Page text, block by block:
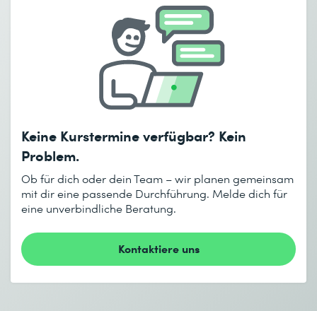
Ich habe dieDatenschutzbestimmungen zur Kenntnis
genommen.
Absenden
* Pflichtfelder
Telefon *
Anzahl Teilnehmende * Gewünschter Kursort *
Gewünschtes Startdatum (DD.MM.YYYY) *
Gewünschtes Enddatum (DD.MM.YYYY) *
Keine Kurstermine verfügbar? Kein
Problem.
Ob für dich oder dein Team – wir planen gemeinsam
mit dir eine passende Durchführung. Melde dich für
eine unverbindliche Beratung.
Kontaktiere uns